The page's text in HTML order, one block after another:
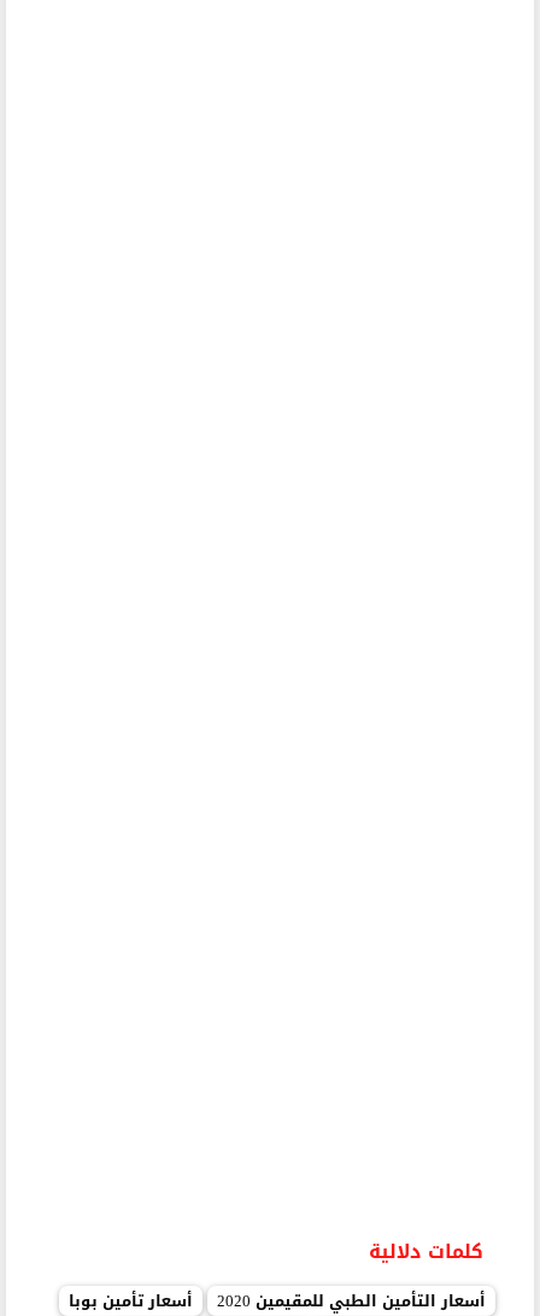
كلمات دلالية
أسعار التأمين الطبي للمقيمين 2020
أسعار تأمين بوبا